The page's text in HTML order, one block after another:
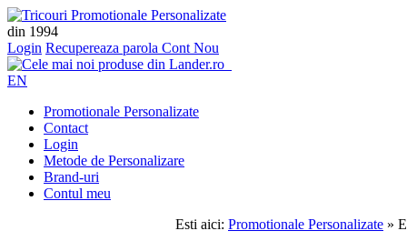
din 1994
Login Recupereaza parola Cont Nou
EN
Promotionale Personalizate
Contact
Login
Metode de Personalizare
Brand-uri
Contul meu
Esti aici: Promotionale Personalizate »